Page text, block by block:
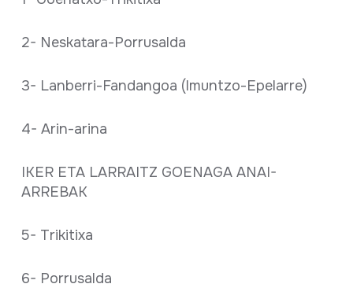
2- Neskatara-Porrusalda
3- Lanberri-Fandangoa (Imuntzo-Epelarre)
4- Arin-arina
IKER ETA LARRAITZ GOENAGA ANAI-
ARREBAK
5- Trikitixa
6- Porrusalda